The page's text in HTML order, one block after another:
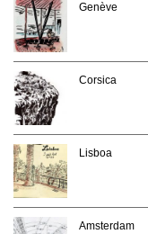
Genève
Corsica
Lisboa
Amsterdam